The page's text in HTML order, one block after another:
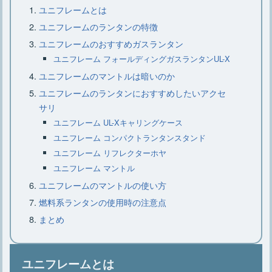
【小型クーラーボックス】種類や素
材、選び方、おすすめ15選
キャンプに枕は必要？キャンプにおす
すめなニトリの枕
大型クーラーボックスはこれでキマ
リ・選び方のコツとおすすめ7選
キャンプでラックは必要？ニトリのお
ユニフレームとは
ユニフレームのランタンの特徴
ユニフレームのおすすめガスランタン
ユニフレーム フォールディングガスランタンUL-X
ユニフレームのマントルは暗いのか
ユニフレームのランタンにおすすめしたいアクセ
サリ
ユニフレーム UL-Xキャリングケース
ユニフレーム コンパクトランタンスタンド
ユニフレーム リフレクターホヤ
ユニフレーム マントル
ユニフレームのマントルの使い方
燃料系ランタンの使用時の注意点
まとめ
ユニフレームとは